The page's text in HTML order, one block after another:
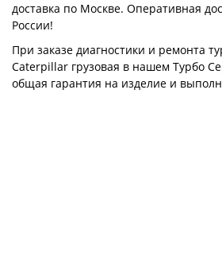
доставка по Москве. Оперативная
России!
При заказе диагностики и ремонта
Caterpillar грузовая в нашем Турбо
общая гарантия на изделие и